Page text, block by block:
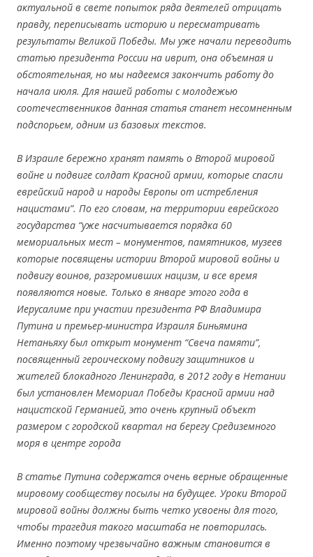
актуальной в свете попыток ряда деятелей отрицать
правду, переписывать историю и пересматривать
результаты Великой Победы. Мы уже начали переводить
статью президента России на иврит, она объемная и
обстоятельная, но мы надеемся закончить работу до
начала июля. Для нашей работы с молодежью
соотечественников данная статья станет несомненным
подспорьем, одним из базовых текстов.
В Израиле бережно хранят память о Второй мировой
войне и подвиге солдат Красной армии, которые спасли
еврейский народ и народы Европы от истребления
нацистами”. По его словам, на территории еврейского
государства “уже насчитывается порядка 60
мемориальных мест – монументов, памятников, музеев
которые посвящены истории Второй мировой войны и
подвигу воинов, разгромивших нацизм, и все время
появляются новые. Только в январе этого года в
Иерусалиме при участии президента РФ Владимира
Путина и премьер-министра Израиля Биньямина
Нетаньяху был открыт монумент “Свеча памяти”,
посвященный героическому подвигу защитников и
жителей блокадного Ленинграда, в 2012 году в Нетании
был установлен Мемориал Победы Красной армии над
нацистской Германией, это очень крупный объект
размером с городской квартал на берегу Средиземного
моря в центре города
В статье Путина содержатся очень верные обращенные
мировому сообществу посылы на будущее. Уроки Второй
мировой войны должны быть четко усвоены для того,
чтобы трагедия такого масштаба не повторилась.
Именно поэтому чрезвычайно важным становится в